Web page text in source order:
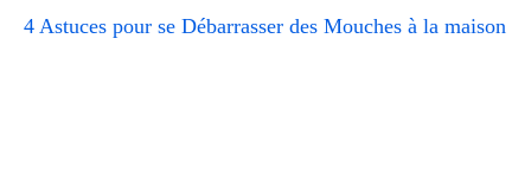
4 Astuces pour se Débarrasser des Mouches à la maison